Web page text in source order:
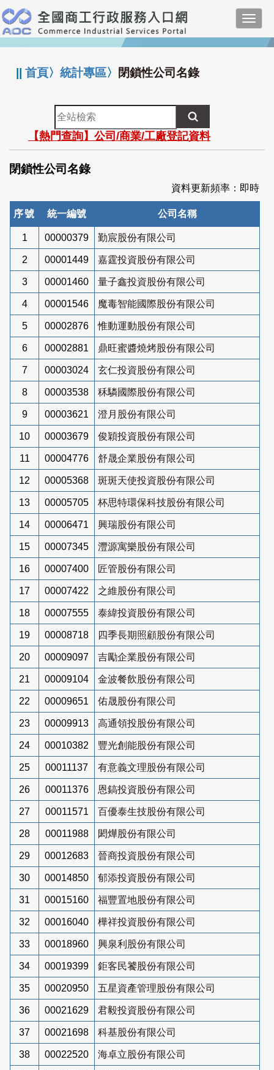
跳
到
主
要
:::
||首頁〉統計專區〉 閉鎖性公司名錄
全
站
檢
索
【熱門查詢】公司/商業/工廠登記資料
閉鎖性公司名錄
資料更新頻率：即時
序號 統一編號 公司名稱
1 00000379 勤宸股份有限公司
2 00001449 嘉霆投資股份有限公司
3 00001460 量子鑫投資股份有限公司
4 00001546 魔毒智能國際股份有限公司
5 00002876 惟動運動股份有限公司
6 00002881 鼎旺蜜醬燒烤股份有限公司
7 00003024 玄仁投資股份有限公司
8 00003538 秝驎國際股份有限公司
9 00003621 澄月股份有限公司
10 00003679 俊穎投資股份有限公司
11 00004776 舒晟企業股份有限公司
12 00005368 斑斑天使投資股份有限公司
13 00005705 杯思特環保科技股份有限公司
14 00006471 興瑞股份有限公司
15 00007345 灃源寓樂股份有限公司
16 00007400 匠管股份有限公司
17 00007422 之維股份有限公司
18 00007555 泰緯投資股份有限公司
19 00008718 四季長期照顧股份有限公司
20 00009097 吉勵企業股份有限公司
21 00009104 金波餐飲股份有限公司
22 00009651 佑晟股份有限公司
23 00009913 高通領投股份有限公司
24 00010382 豐光創能股份有限公司
25 00011137 有意義文理股份有限公司
26 00011376 恩鎬投資股份有限公司
27 00011571 百優泰生技股份有限公司
28 00011988 閎燁股份有限公司
29 00012683 晉商投資股份有限公司
30 00014850 郁添投資股份有限公司
31 00015160 福豐置地股份有限公司
32 00016040 樺祥投資股份有限公司
33 00018960 興泉利股份有限公司
34 00019399 鉅客民饕股份有限公司
35 00020950 五星資產管理股份有限公司
36 00021629 君毅投資股份有限公司
37 00021698 科基股份有限公司
38 00022520 海卓立股份有限公司